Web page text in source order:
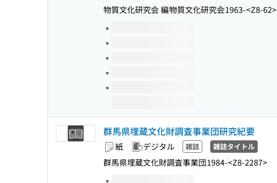
物質文化研究会 編物質文化研究会1963-<Z8-62>
このタイトルの巻号
群馬県埋蔵文化財調査事業団研究紀要
紙 デジタル 雑誌 雑誌タイトル
群馬県埋蔵文化財調査事業団1984-<Z8-2287>
このタイトルの巻号